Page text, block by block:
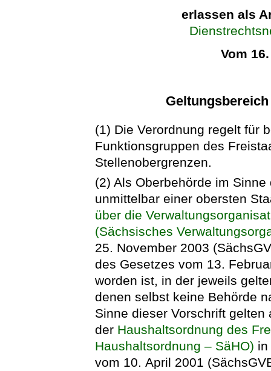
erlassen als
Vom
(1) Die Verordnung regelt für
Funktionsgruppen des
Stellenobergrenzen.
(2) Als Oberbehörde im
unmittelbar einer obersten
über die
(Sächsisches
25. November 2003
des Gesetzes vom 13.
worden ist, in der jeweils
denen selbst keine Behörde
Sinne dieser Vorschrift
der Haushaltsordnung des
Haushaltsordnung – SäHO) in
vom 10. April 2001